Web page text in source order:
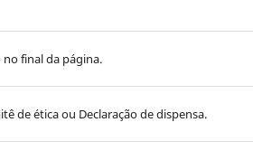
final da página.
de ética ou Declaração de dispensa.